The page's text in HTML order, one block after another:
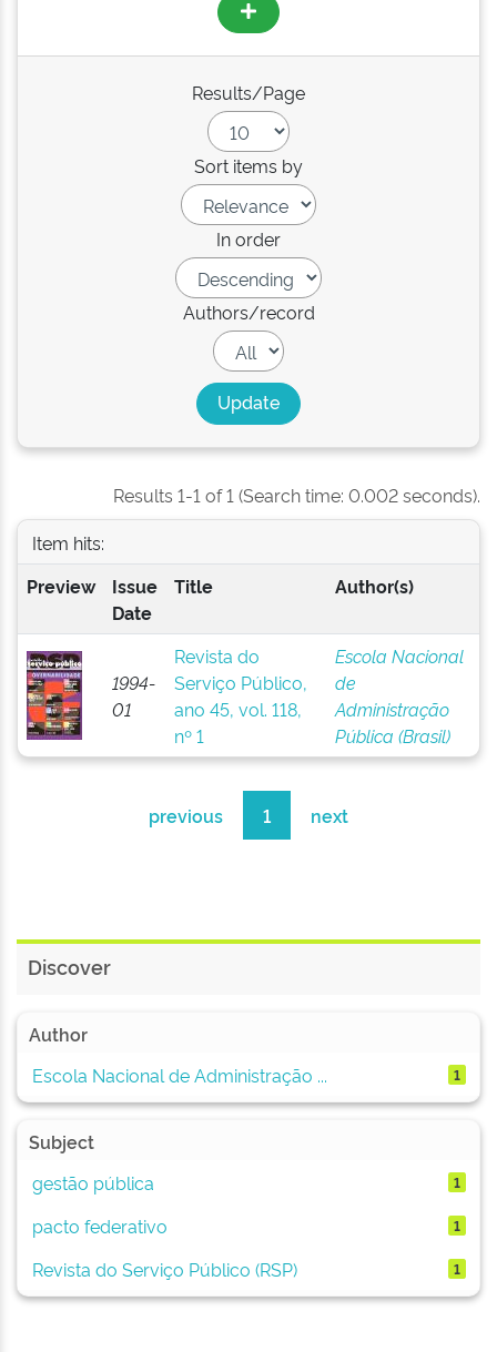
Results/Page
Sort items by
In order
Authors/record
Results 1-1 of 1 (Search time: 0.002 seconds).
Item hits:
Preview
Issue
Date
Title Author(s)
1994-
01
Revista do
Serviço Público,
ano 45, vol. 118,
nº 1
Escola Nacional
de
Administração
Pública (Brasil)
previous 1 next
Discover
Author
Escola Nacional de Administração ...
1
Subject
gestão pública
1
pacto federativo 1
Revista do Serviço Público (RSP) 1